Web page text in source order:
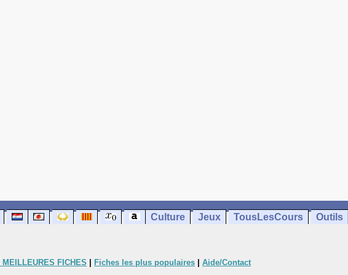
Culture Jeux TousLesCours Outils
MEILLEURES FICHES Fiches les plus populaires Aide/Contact